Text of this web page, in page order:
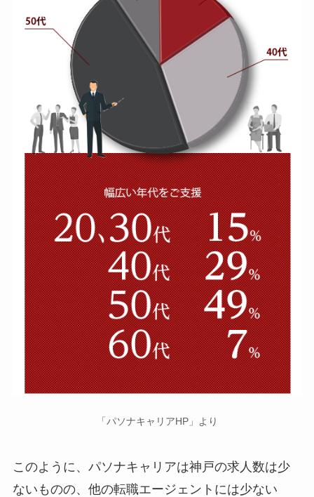
「パソナキャリアHP」より
このように、パソナキャリアは神戸の求人数は少
ないものの、他の転職エージェントには少ない